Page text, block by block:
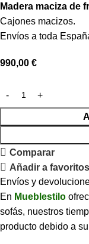
Madera maciza de
Cajones macizos.
Envíos a toda
990,00 €
Comparar
Añadir a favoritos
Envíos y
En Mueblestilo
sofás, nuestros
producto debido a